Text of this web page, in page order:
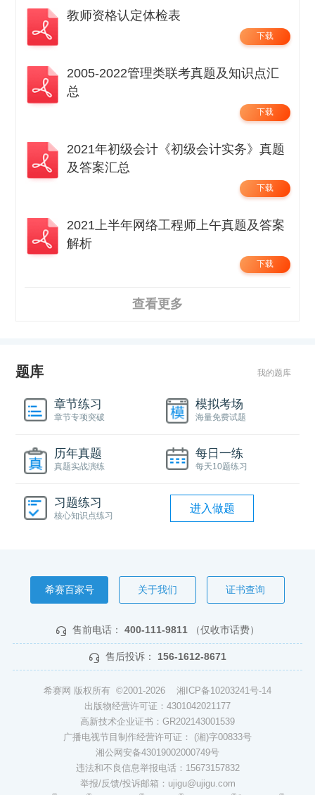
教师资格认定体检表
下载
2005-2022管理类联考真题及知识点汇
总
下载
2021年初级会计《初级会计实务》真题
及答案汇总
下载
2021上半年网络工程师上午真题及答案
解析
下载
查看更多
题库 我的题库
章节练习
章节专项突破
模拟考场
海量免费试题
历年真题
真题实战演练
每日一练
每天10题练习
习题练习
核心知识点练习
进入做题
希赛百家号 关于我们 证书查询
售前电话： 400-111-9811 （仅收市话费）
售后投诉： 156-1612-8671
希赛网 版权所有 ©2001-2026 湘ICP备10203241号-14
出版物经营许可证：4301042021177
高新技术企业证书：GR202143001539
广播电视节目制作经营许可证： (湘)字00833号
湘公网安备43019002000749号
违法和不良信息举报电话：15673157832
举报/反馈/投诉邮箱：ujigu@ujigu.com